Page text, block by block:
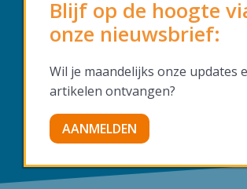
Voorwaarden en beleid
Algemene voorwaarden
Privacyverklaring
Blijf op de hoogte
onze nieuwsbrief:
Wil je maandelijks onze updates
artikelen ontvangen?
AANMELDEN